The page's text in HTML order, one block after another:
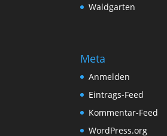
Waldgarten
Meta
Anmelden
Eintrags-Feed
Kommentar-Feed
WordPress.org